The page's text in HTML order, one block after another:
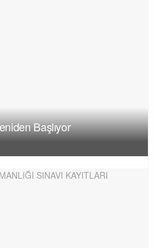
Başlıyor